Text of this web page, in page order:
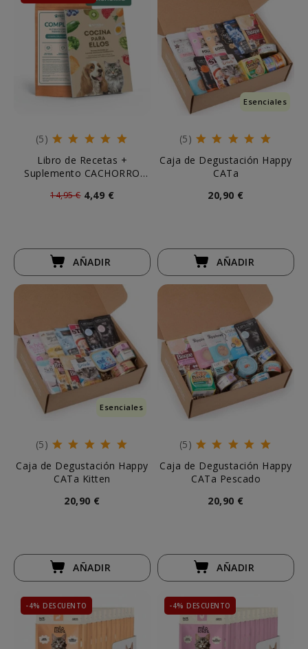
(5)
Libro de Recetas +
Suplemento CACHORRO
14,95 € 4,49 €
AÑADIR
Esenciales
(5)
Caja de Degustación Happy
CATa
20,90 €
AÑADIR
Esenciales
(5)
Caja de Degustación Happy
CATa Kitten
20,90 €
AÑADIR
(5)
Caja de Degustación Happy
CATa Pescado
20,90 €
AÑADIR
-4% DESCUENTO -4% DESCUENTO